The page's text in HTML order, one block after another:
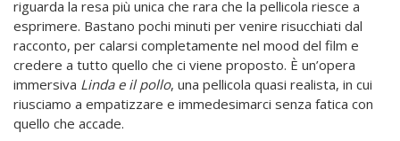
riguarda la resa più unica che rara che la pellicola riesce a
esprimere. Bastano pochi minuti per venire risucchiati dal
racconto, per calarsi completamente nel mood del film e
credere a tutto quello che ci viene proposto. È un’opera
immersiva Linda e il pollo, una pellicola quasi realista, in cui
riusciamo a empatizzare e immedesimarci senza fatica con
quello che accade.